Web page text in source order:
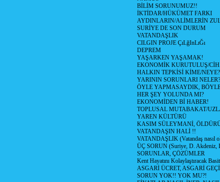
BİLİM SORUNUMUZ!!
İKTİDAR/HÜKÜMET FARKI
AYDINLARIN/ALİMLERİN
SURİYE DE SON DURUM
VATANDAŞLIK
CILGIN PROJE ÇıLğInLıĞı
DEPREM
YAŞARKEN YAŞAMAK!
EKONOMİK KURUTULUŞ/
HALKIN TEPKİSİ KİME/NEYE?
YARININ SORUNLARI NELER?
ÖYLE YAPMASAYDIK,
HER ŞEY YOLUNDA MI?
EKONOMİDEN Bİ HABER!
TOPLUSAL MUTABAKAT/
YAREN KÜLTÜRÜ
KASIM SÜLEYMANİ,
VATANDAŞIN HALİ !!
VATANDAŞLIK (Vatandaş nasıl
ÜÇ SORUN (Suriye, D. Akdeniz,
SORUNLAR, ÇÖZÜMLER
Kent Hayatını Kolaylaştıracak
ASGARİ ÜCRET, ASGARİ
SORUN YOK!! YOK MU?!